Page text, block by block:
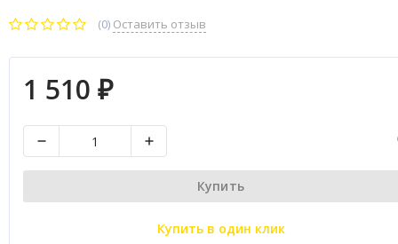
(0) Оставить отзыв
1 510 ₽
Купить
Купить в один клик